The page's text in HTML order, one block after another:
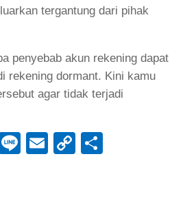
tergantung dari pihak
penyebab akun rekening dapat
rekening dormant. Kini kamu
agar tidak terjadi
WhatsApp
LineEmailCopy